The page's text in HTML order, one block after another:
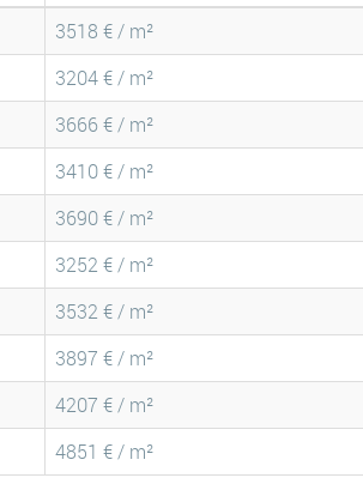
3518 € / m²
3204 € / m²
3666 € / m²
3410 € / m²
3690 € / m²
3252 € / m²
3532 € / m²
3897 € / m²
4207 € / m²
4851 € / m²